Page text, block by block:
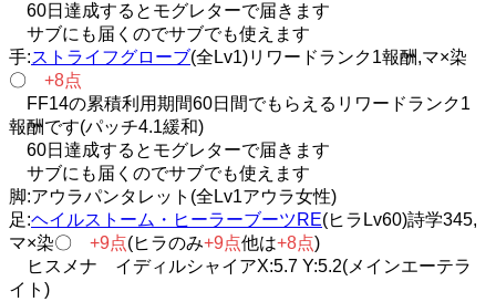
60日達成するとモグレターで届きます
サブにも届くのでサブでも使えます
手:ストライフグローブ(全Lv1)リワードランク1報酬,マ×染
〇 +8点
FF14の累積利用期間60日間でもらえるリワードランク1
報酬です(パッチ4.1緩和)
60日達成するとモグレターで届きます
サブにも届くのでサブでも使えます
脚:アウラパンタレット(全Lv1アウラ女性)
足:ヘイルストーム・ヒーラーブーツRE(ヒラLv60)詩学345,
マ×染〇 +9点(ヒラのみ+9点他は+8点)
ヒスメナ イディルシャイアX:5.7 Y:5.2(メインエーテラ
イト)